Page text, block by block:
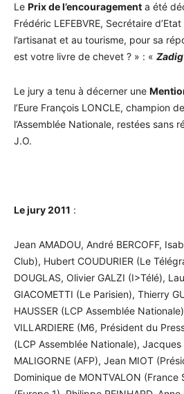
Le Prix de l’encouragement a été
Frédéric LEFEBVRE, Secrétaire
l’artisanat et au tourisme, pour sa
est votre livre de chevet ? » : «
Le jury a tenu à décerner une
l’Eure François LONCLE, champion
l’Assemblée Nationale, restées sans
J.O.
Le jury 2011 :
Jean AMADOU, André BERCOFF,
Club), Hubert COUDURIER (Le
DOUGLAS, Olivier GALZI (I>Télé),
GIACOMETTI (Le Parisien), Thierry
HAUSSER (LCP Assemblée
VILLARDIERE (M6, Président du
(LCP Assemblée Nationale),
MALIGORNE (AFP), Jean MIOT
Dominique de MONTVALON (France